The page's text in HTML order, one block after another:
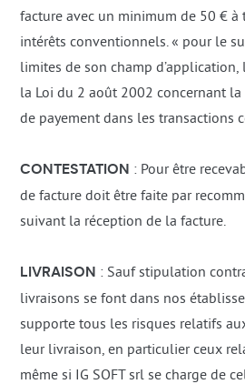
facture avec un minimum de 50 € à
intérêts conventionnels. « pour le
limites de son champ
la Loi du 2 août 2002 concernant
de payement dans les transactions
CONTESTATION : Pour être
de facture doit être faite par
suivant la réception de la facture.
LIVRAISON : Sauf stipulation
livraisons se font dans nos
supporte tous les risques relatifs
leur livraison, en particulier ceux
même si IG SOFT srl se charge de